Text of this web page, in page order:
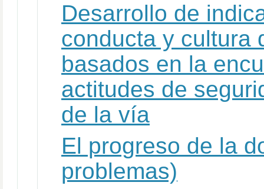
Desarrollo de
conducta y cultura
basados en la
actitudes de
de la vía
El progreso de la
problemas)